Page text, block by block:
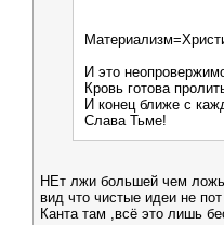
И это
Кровь готова
И конец ближе с
Слава Тьме!
НЕт лжи большей чем
вид что чистые идеи не
Канта там ,всё это лишь